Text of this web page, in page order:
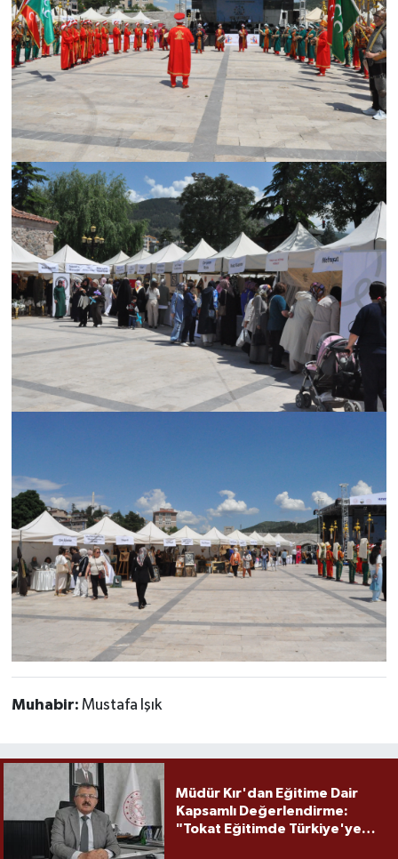
Muhabir: Mustafa Işık
Müdür Kır'dan Eğitime Dair
Kapsamlı Değerlendirme:
"Tokat Eğitimde Türkiye'ye